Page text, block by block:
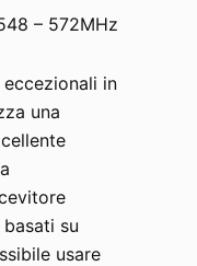
– 572MHz
eccezionali in
una
su
usare